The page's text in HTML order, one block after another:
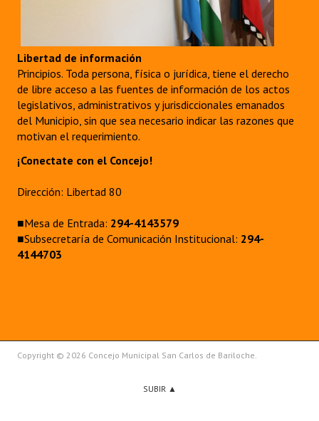
Libertad de información
Principios. Toda persona, física o jurídica, tiene el derecho
de libre acceso a las fuentes de información de los actos
legislativos, administrativos y jurisdiccionales emanados
del Municipio, sin que sea necesario indicar las razones que
motivan el requerimiento.
¡Conectate con el Concejo!
Dirección: Libertad 80
■Mesa de Entrada: 294-4143579
■Subsecretaría de Comunicación Institucional: 294-
4144703
Copyright © 2026 Concejo Municipal San Carlos de Bariloche.
SUBIR ▲